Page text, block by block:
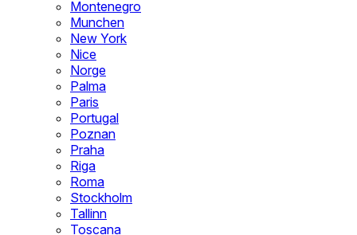
Montenegro
Munchen
New York
Nice
Norge
Palma
Paris
Portugal
Poznan
Praha
Riga
Roma
Stockholm
Tallinn
Toscana